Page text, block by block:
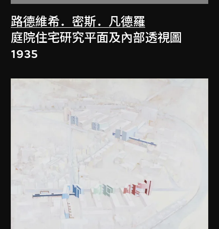
路德維希．密斯．凡德羅
庭院住宅研究平面及內部透視圖
1935